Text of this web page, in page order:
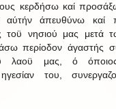
κερδήσω καί
αύτήν άπευθύνω καί
τοϋ νησιού μας μετά
περίοδον άγαστής
λαοϋ μας, ό όποιος
του,